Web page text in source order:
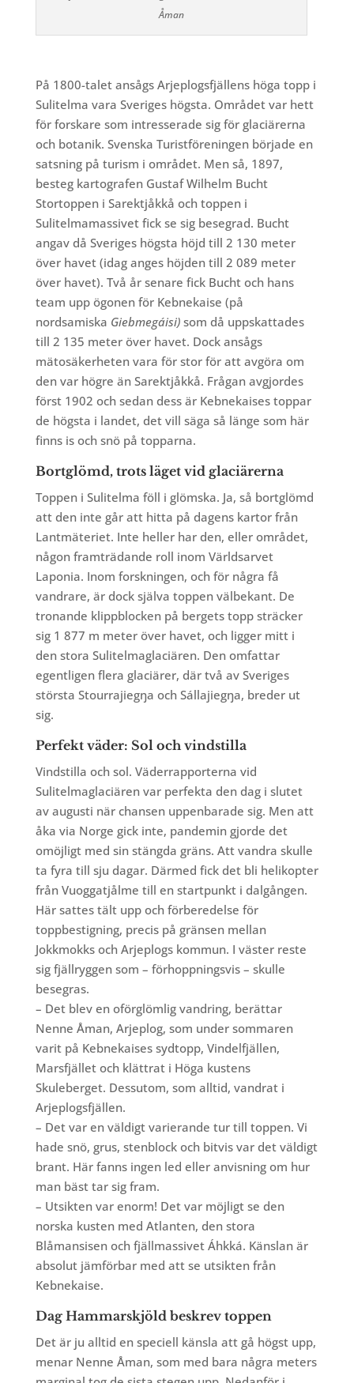
Åman
På 1800-talet ansågs Arjeplogsfjällens höga topp i
Sulitelma vara Sveriges högsta. Området var hett
för forskare som intresserade sig för glaciärerna
och botanik. Svenska Turistföreningen började en
satsning på turism i området. Men så, 1897,
besteg kartografen Gustaf Wilhelm Bucht
Stortoppen i Sarektjåkkå och toppen i
Sulitelmamassivet fick se sig besegrad. Bucht
angav då Sveriges högsta höjd till 2 130 meter
över havet (idag anges höjden till 2 089 meter
över havet). Två år senare fick Bucht och hans
team upp ögonen för Kebnekaise (på
nordsamiska Giebmegáisi)som då uppskattades
till 2 135 meter över havet. Dock ansågs
mätosäkerheten vara för stor för att avgöra om
den var högre än Sarektjåkkå. Frågan avgjordes
först 1902 och sedan dess är Kebnekaises toppar
de högsta i landet, det vill säga så länge som här
finns is och snö på topparna.
Bortglömd, trots läget vid glaciärerna
Toppen i Sulitelma föll i glömska. Ja, så bortglömd
att den inte går att hitta på dagens kartor från
Lantmäteriet. Inte heller har den, eller området,
någon framträdande roll inom Världsarvet
Laponia. Inom forskningen, och för några få
vandrare, är dock själva toppen välbekant. De
tronande klippblocken på bergets topp sträcker
sig 1 877 m meter över havet, och ligger mitt i
den stora Sulitelmaglaciären. Den omfattar
egentligen flera glaciärer, där två av Sveriges
största Stourrajiegŋa och Sállajiegŋa, breder ut
sig.
Perfekt väder: Sol och vindstilla
Vindstilla och sol. Väderrapporterna vid
Sulitelmaglaciären var perfekta den dag i slutet
av augusti när chansen uppenbarade sig. Men att
åka via Norge gick inte, pandemin gjorde det
omöjligt med sin stängda gräns. Att vandra skulle
ta fyra till sju dagar. Därmed fick det bli helikopter
från Vuoggatjålme till en startpunkt i dalgången.
Här sattes tält upp och förberedelse för
toppbestigning, precis på gränsen mellan
Jokkmokks och Arjeplogs kommun. I väster reste
sig fjällryggen som – förhoppningsvis – skulle
besegras.
– Det blev en oförglömlig vandring, berättar
Nenne Åman, Arjeplog, som under sommaren
varit på Kebnekaises sydtopp, Vindelfjällen,
Marsfjället och klättrat i Höga kustens
Skuleberget. Dessutom, som alltid, vandrat i
Arjeplogsfjällen.
– Det var en väldigt varierande tur till toppen. Vi
hade snö, grus, stenblock och bitvis var det väldigt
brant. Här fanns ingen led eller anvisning om hur
man bäst tar sig fram.
– Utsikten var enorm! Det var möjligt se den
norska kusten med Atlanten, den stora
Blåmansisen och fjällmassivet Áhkká. Känslan är
absolut jämförbar med att se utsikten från
Kebnekaise.
Dag Hammarskjöld beskrev toppen
Det är ju alltid en speciell känsla att gå högst upp,
menar Nenne Åman, som med bara några meters